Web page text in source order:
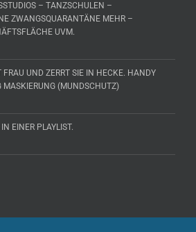
– TANZSCHULEN –
ZWANGSQUARANTÄNE MEHR –
UVM.
UND ZERRT SIE IN HECKE. HANDY
MASKIERUNG (MUNDSCHUTZ)
EINER PLAYLIST.